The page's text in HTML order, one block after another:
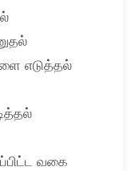
எடுத்தல்
வகை